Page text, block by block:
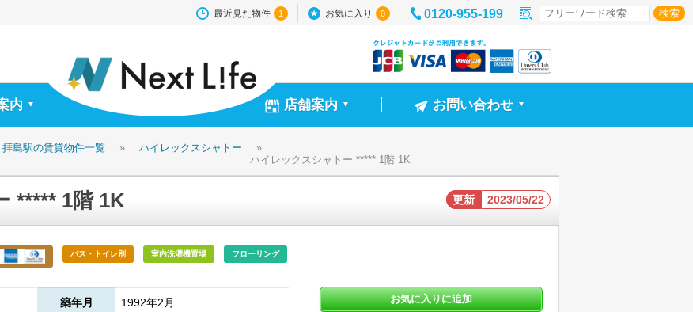
最近見た物件 1 お気に入り 0 0120-955-199
内 ▼ 店舗案内 ▼ お問い合わせ ▼
拝島駅の賃貸物件一覧 » ハイレックスシャトー
»
ハイレックスシャトー ***** 1階 1K
***** 1階 1K 更新 2023/05/22
バス・トイレ別 室内洗濯機置場 フローリング
築年月 1992年2月 お気に入りに追加